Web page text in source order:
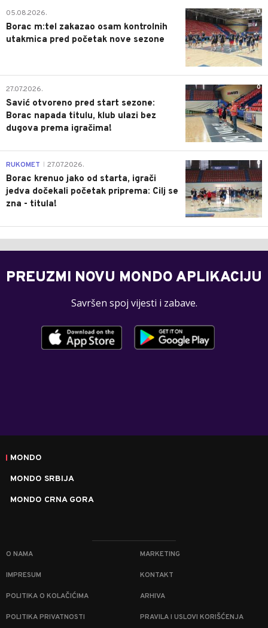
0
05.08.2026.
Borac m:tel zakazao osam kontrolnih
utakmica pred početak nove sezone
0
27.07.2026.
Savić otvoreno pred start sezone:
Borac napada titulu, klub ulazi bez
dugova prema igračima!
0
RUKOMET 27.07.2026.
Borac krenuo jako od starta, igrači
jedva dočekali početak priprema: Cilj se
zna - titula!
PREUZMI NOVU MONDO APLIKACIJU
Savršen spoj vijesti i zabave.
MONDO
MONDO SRBIJA
MONDO CRNA GORA
O NAMA MARKETING
IMPRESUM KONTAKT
POLITIKA O KOLAČIĆIMA ARHIVA
POLITIKA PRIVATNOSTI PRAVILA I USLOVI KORIŠĆENJA